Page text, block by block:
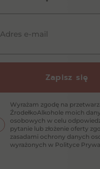
Adres e-mail
Zapisz się
Wyrażam zgodę na
ŹrodełkoAlkohole moich
osobowych w celu
pytanie lub złożenie oferty
zasadami ochrony danych
wyrażonych w Polityce